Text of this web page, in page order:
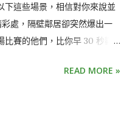
下這些場景，相信對你來說並
處，隔壁鄰居卻突然爆出一
賽的他們，比你早 30 秒歡
暴雷一樣，少了即時參與的驚
READ MORE »